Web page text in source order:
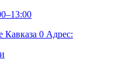
Кавказа 0 Адрес: